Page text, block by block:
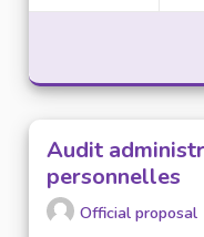
Audit
personnelles
Official proposal